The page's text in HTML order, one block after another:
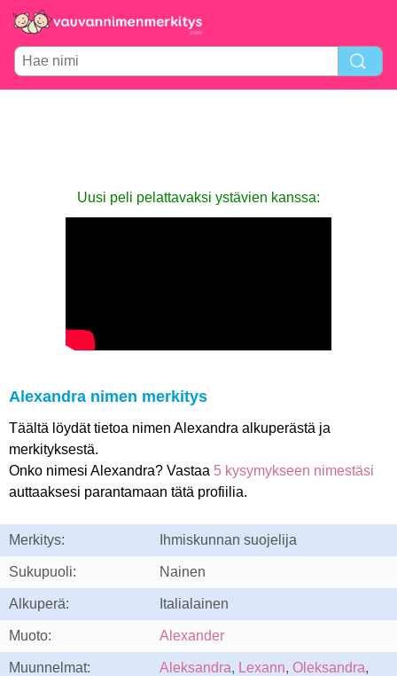
Uusi peli pelattavaksi ystävien kanssa:
Alexandra nimen merkitys
Täältä löydät tietoa nimen Alexandra alkuperästä ja
merkityksestä.
Onko nimesi Alexandra? Vastaa 5 kysymykseen nimestäsi
auttaaksesi parantamaan tätä profiilia.
Merkitys: Ihmiskunnan suojelija
Sukupuoli: Nainen
Alkuperä: Italialainen
Muoto: Alexander
Muunnelmat: Aleksandra, Lexann, Oleksandra,